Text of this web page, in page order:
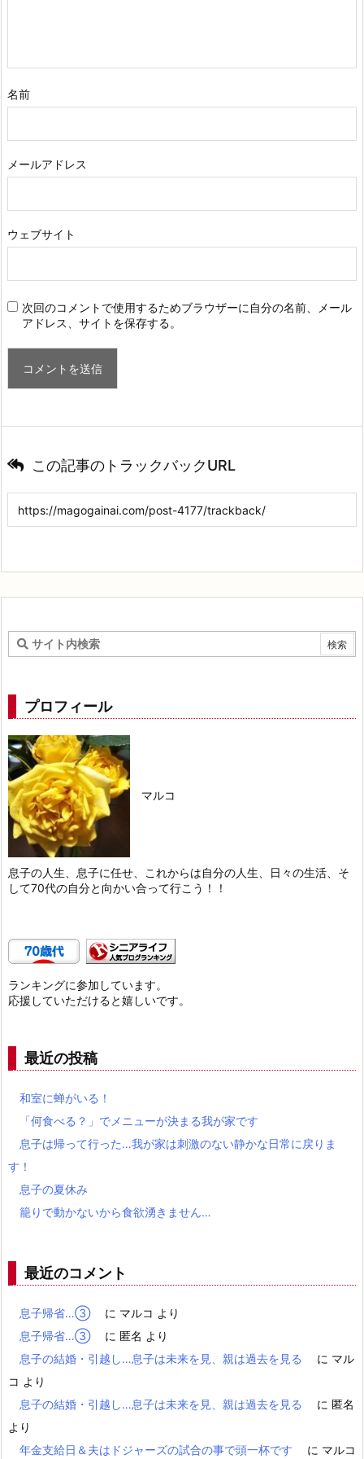
名前
メールアドレス
ウェブサイト
次回のコメントで使用するためブラウザーに自分の名前、メール
アドレス、サイトを保存する。
この記事のトラックバックURL
プロフィール
マルコ
息子の人生、息子に任せ、これからは自分の人生、日々の生活、そ
して70代の自分と向かい合って行こう！！
ランキングに参加しています。
応援していただけると嬉しいです。
最近の投稿
和室に蝉がいる！
「何食べる？」でメニューが決まる我が家です
息子は帰って行った…我が家は刺激のない静かな日常に戻りま
す！
息子の夏休み
籠りで動かないから食欲湧きません…
最近のコメント
息子帰省…③ に マルコ より
息子帰省…③
に 匿名 より
息子の結婚・引越し…息子は未来を見、親は過去を見る
に マル
コ より
息子の結婚・引越し…息子は未来を見、親は過去を見る
に 匿名
より
年金支給日＆夫はドジャーズの試合の事で頭一杯です
に マルコ